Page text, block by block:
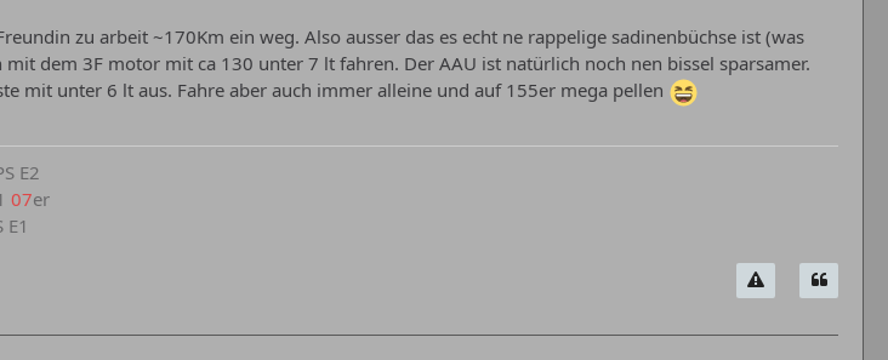
zu arbeit ~170Km ein weg. Also ausser das es echt ne rappelige sadinenbüchse ist (was
dem 3F motor mit ca 130 unter 7 lt fahren. Der AAU ist natürlich noch nen bissel sparsamer.
mit unter 6 lt aus. Fahre aber auch immer alleine und auf 155er mega pellen
E2
07er